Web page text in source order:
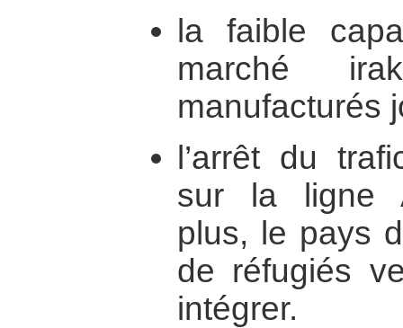
la faible
marché
manufacturés
l’arrêt du
sur la ligne
plus, le pays
de réfugiés
intégrer.